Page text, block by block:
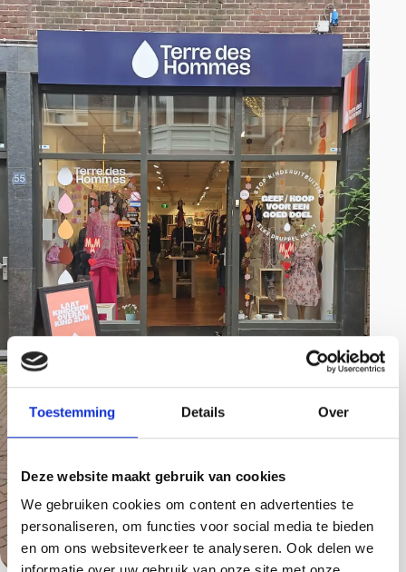
Toestemming Details Over
Deze website maakt gebruik van cookies
We gebruiken cookies om content en advertenties te
personaliseren, om functies voor social media te bieden
en om ons websiteverkeer te analyseren. Ook delen we